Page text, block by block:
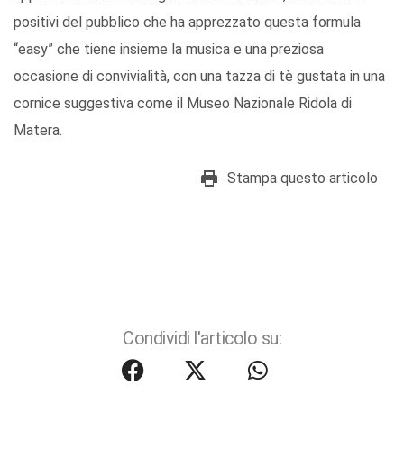
positivi del pubblico che ha apprezzato questa formula
“easy” che tiene insieme la musica e una preziosa
occasione di convivialità, con una tazza di tè gustata in una
cornice suggestiva come il Museo Nazionale Ridola di
Matera.
Stampa questo articolo
Condividi l'articolo su: